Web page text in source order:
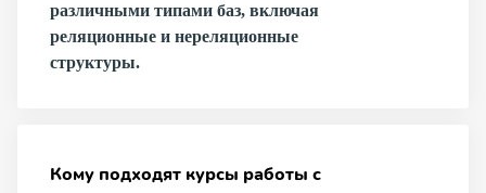
различными типами баз, включая
реляционные и нереляционные
структуры.
Кому подходят курсы работы с